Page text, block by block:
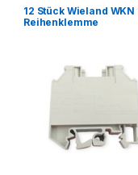
12 Stück Wieland WKN
Reihenklemme